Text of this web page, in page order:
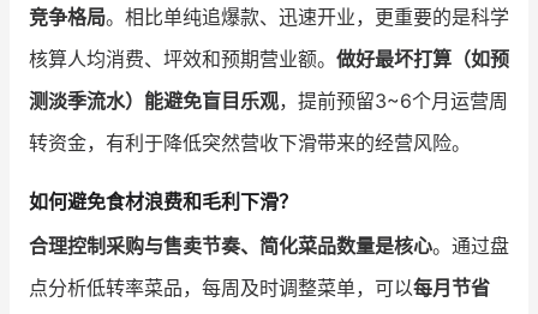
竞争格局。相比单纯追爆款、迅速开业，更重要的是科学
核算人均消费、坪效和预期营业额。 做好最坏打算（如预
测淡季流水）能避免盲目乐观，提前预留3~6个月运营周
转资金，有利于降低突然营收下滑带来的经营风险。
如何避免食材浪费和毛利下滑？
合理控制采购与售卖节奏、简化菜品数量是核心。通过盘
点分析低转率菜品，每周及时调整菜单，可以每月节省